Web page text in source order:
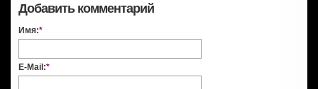
Добавить комментарий
Имя:*
E-Mail:*